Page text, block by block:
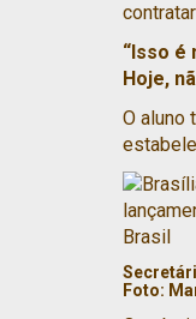
“Isso é
Hoje,
O aluno
Foto: